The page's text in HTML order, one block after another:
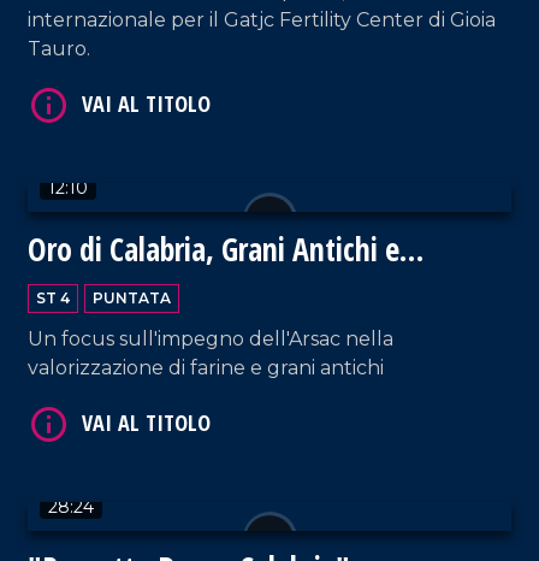
internazionale per il Gatjc Fertility Center di Gioia
Tauro.
12:10
Oro di Calabria, Grani Antichi e
Biodiversità
ST 4 PUNTATA
Un focus sull'impegno dell'Arsac nella
valorizzazione di farine e grani antichi
28:24
VAI AL TITOLO
VAI AL TITOLO